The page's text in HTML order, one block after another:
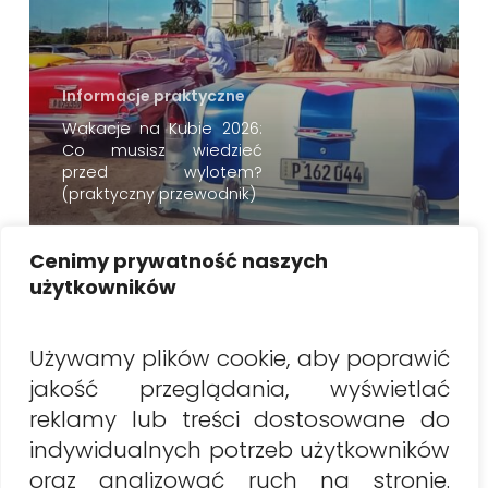
Cenimy prywatność naszych
użytkowników
Używamy plików cookie, aby poprawić
jakość przeglądania, wyświetlać
reklamy lub treści dostosowane do
indywidualnych potrzeb użytkowników
oraz analizować ruch na stronie.
Informacje praktyczne
Wakacje na Kubie 2026:
Co musisz wiedzieć
przed wylotem?
(praktyczny przewodnik)
Szukaj
Najnowsze artykuły
Wakacje na Kubie 2026: Co musisz wiedzieć przed
wylotem? (praktyczny przewodnik)